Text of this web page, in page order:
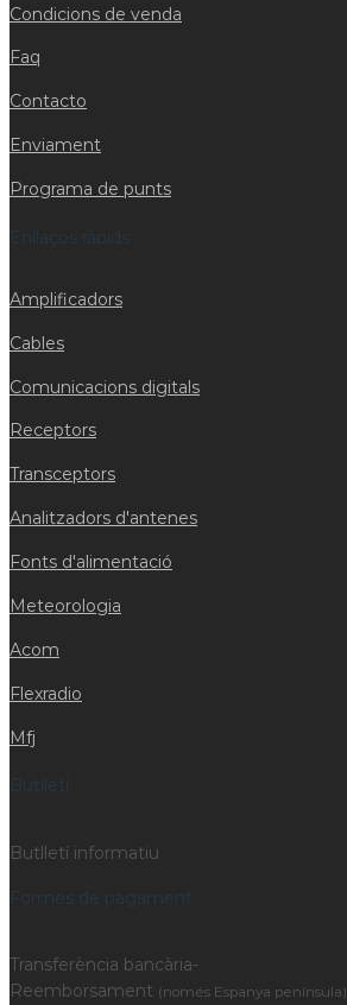
Condicions de venda
Faq
Contacto
Enviament
Programa de punts
Enllaços ràpids
Amplificadors
Cables
Comunicacions digitals
Receptors
Transceptors
Analitzadors d'antenes
Fonts d'alimentació
Meteorologia
Acom
Flexradio
Mfj
Butlletí
Butlletí informatiu
Formes de pagament
Transferència bancària-
Reemborsament (només Espanya península)